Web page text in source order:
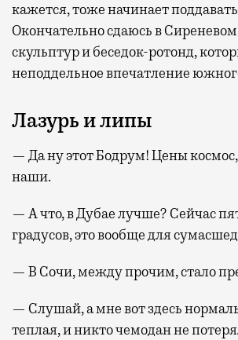
кажется, тоже начинает
Окончательно сдаюсь в
скульптур и беседок-ротонд,
неподдельное впечатление
Лазурь и липы
— Да ну этот Бодрум! Цены
наши.
— А что, в Дубае лучше? Сейчас
градусов, это вообще для
— В Сочи, между прочим, стало
— Слушай, а мне вот здесь
теплая, и никто чемодан не